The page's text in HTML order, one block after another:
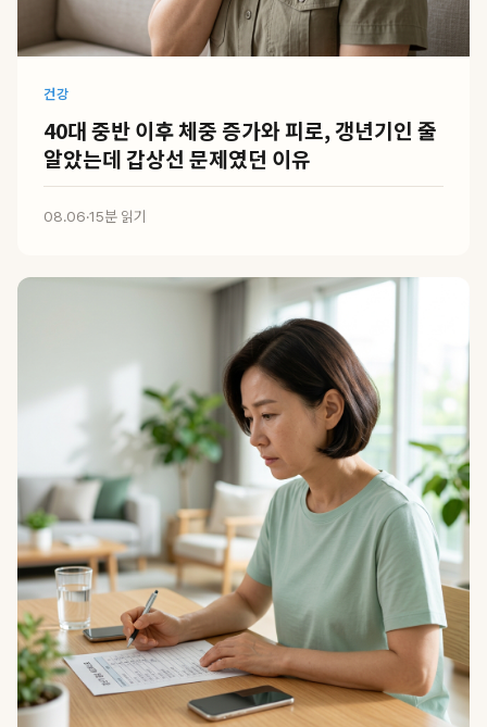
건강
40대 중반 이후 체중 증가와 피로, 갱년기인 줄
알았는데 갑상선 문제였던 이유
08.06·15분 읽기